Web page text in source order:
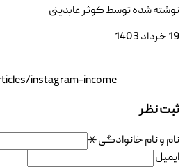
نوشته شده توسطکوثر عابدینی
19 خرداد 1403
instagram-income
ثبت نظر
نام و نام خانوادگی⚹
ایمیل